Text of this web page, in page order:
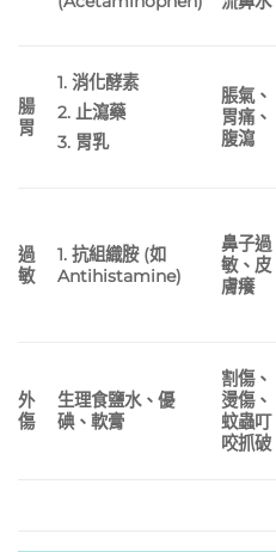
腸
胃
1. 消化酵素
2. 止瀉藥
3. 胃乳
脹氣、
胃痛、
腹瀉
過
敏
1. 抗組織胺 (如
Antihistamine)
鼻子過
敏、皮
膚癢
外
傷
生理食鹽水、優
碘、軟膏
割傷、
燙傷、
蚊蟲叮
咬抓破